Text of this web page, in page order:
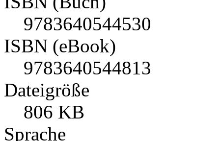
9783640544530
ISBN (eBook)
9783640544813
Dateigröße
806 KB
Sprache